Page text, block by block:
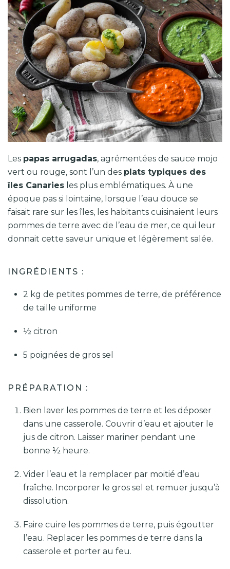
Papas arrugadas, les pommes de terre ridées
des îles Canaries
Les papas arrugadas, agrémentées de sauce mojo
vert ou rouge, sont l’un des plats typiques des
îles Canaries les plus emblématiques. À une
époque pas si lointaine, lorsque l’eau douce se
faisait rare sur les îles, les habitants cuisinaient leurs
pommes de terre avec de l’eau de mer, ce qui leur
donnait cette saveur unique et légèrement salée.
INGRÉDIENTS :
2 kg de petites pommes de terre, de préférence
de taille uniforme
½ citron
5 poignées de gros sel
PRÉPARATION :
Bien laver les pommes de terre et les déposer
dans une casserole. Couvrir d’eau et ajouter le
jus de citron. Laisser mariner pendant une
bonne ½ heure.
Vider l’eau et la remplacer par moitié d’eau
fraîche. Incorporer le gros sel et remuer jusqu’à
dissolution.
Faire cuire les pommes de terre, puis égoutter
l’eau. Replacer les pommes de terre dans la
casserole et porter au feu.